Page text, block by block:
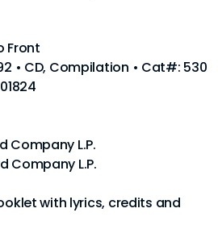
Front
• CD, Compilation • Cat#: 530
Company L.P.
Company L.P.
with lyrics, credits and